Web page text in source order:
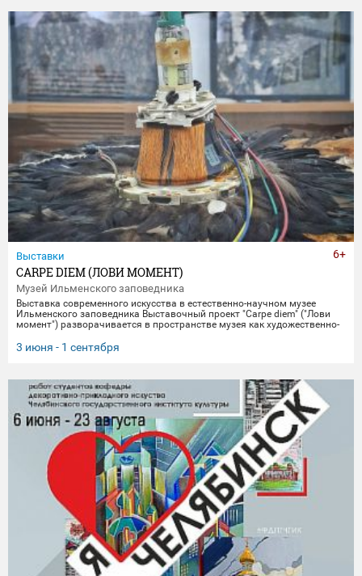
Выставки
CARPE DIEM (ЛОВИ МОМЕНТ)
Музей Ильменского заповедника
Выставка современного искусства в естественно-научном музее
Ильменского заповедника Выставочный проект "Carpe diem" ("Лови
момент") разворачивается в пространстве музея как художественно-
Включая в себя элементы био-арта, академической точности и
концептуального искусства, экспозиция предлагает зрителю
одновременно в далекое прошлое Земли и в её цифровое будущее.
Белое, изо
3 июня - 1 сентября
6+